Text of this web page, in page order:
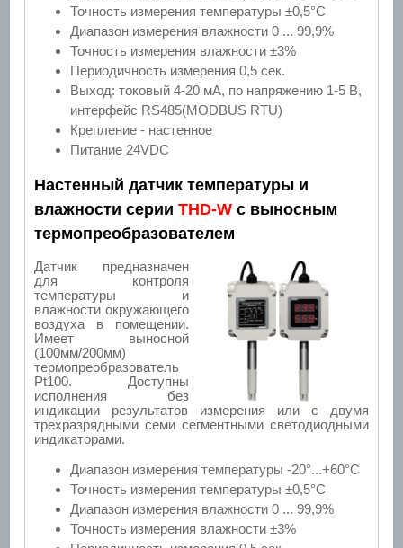
Точность измерения температуры ±0,5°С
Диапазон измерения влажности 0 ... 99,9%
Точность измерения влажности ±3%
Периодичность измерения 0,5 сек.
Выход: токовый 4-20 мА, по напряжению 1-5 В,
интерфейс RS485(MODBUS RTU)
Крепление - настенное
Питание 24VDC
Настенный датчик температуры и
влажности серии THD-W с выносным
термопреобразователем
Датчик предназначен
для контроля
температуры и
влажности окружающего
воздуха в помещении.
Имеет выносной
(100мм/200мм)
термопреобразователь
Pt100. Доступны
исполнения без
индикации результатов измерения или с двумя
трехразрядными семи сегментными светодиодными
индикаторами.
Диапазон измерения температуры -20°...+60°С
Точность измерения температуры ±0,5°С
Диапазон измерения влажности 0 ... 99,9%
Точность измерения влажности ±3%